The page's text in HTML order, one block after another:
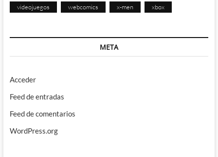
videojuegos webcomics x-men xbox
META
Acceder
Feed de entradas
Feed de comentarios
WordPress.org